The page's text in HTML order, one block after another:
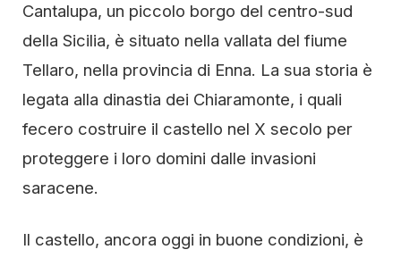
Cantalupa, un piccolo borgo del centro-sud
della Sicilia, è situato nella vallata del fiume
Tellaro, nella provincia di Enna. La sua storia è
legata alla dinastia dei Chiaramonte, i quali
fecero costruire il castello nel X secolo per
proteggere i loro domini dalle invasioni
saracene.
Il castello, ancora oggi in buone condizioni, è